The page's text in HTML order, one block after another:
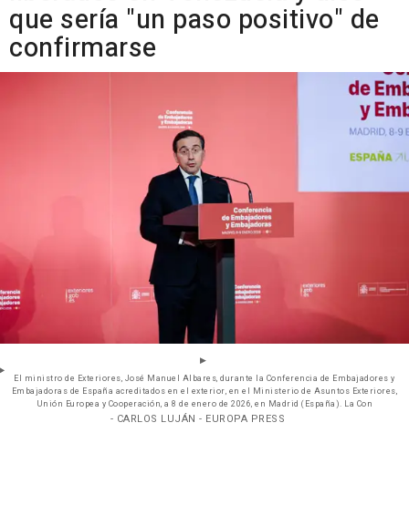
que sería "un paso positivo" de
confirmarse
El ministro de Exteriores, José Manuel Albares, durante la Conferencia de Embajadores y
Embajadoras de España acreditados en el exterior, en el Ministerio de Asuntos Exteriores,
Unión Europea y Cooperación, a 8 de enero de 2026, en Madrid (España). La Con
- CARLOS LUJÁN - EUROPA PRESS